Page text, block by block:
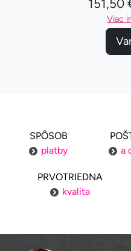
151,50
Viac
SPÔSOB
platby
a
PRVOTRIEDNA
kvalita